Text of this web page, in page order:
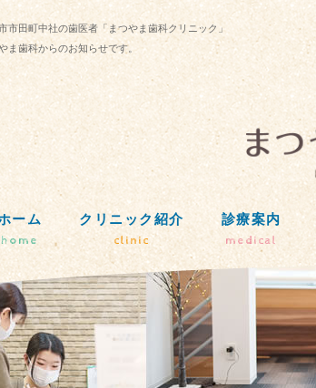
市田町中社の歯医者「まつやま歯科クリニック」
ま歯科からのお知らせです。
ーム
home
クリニック紹介
clinic
診療案内
medical